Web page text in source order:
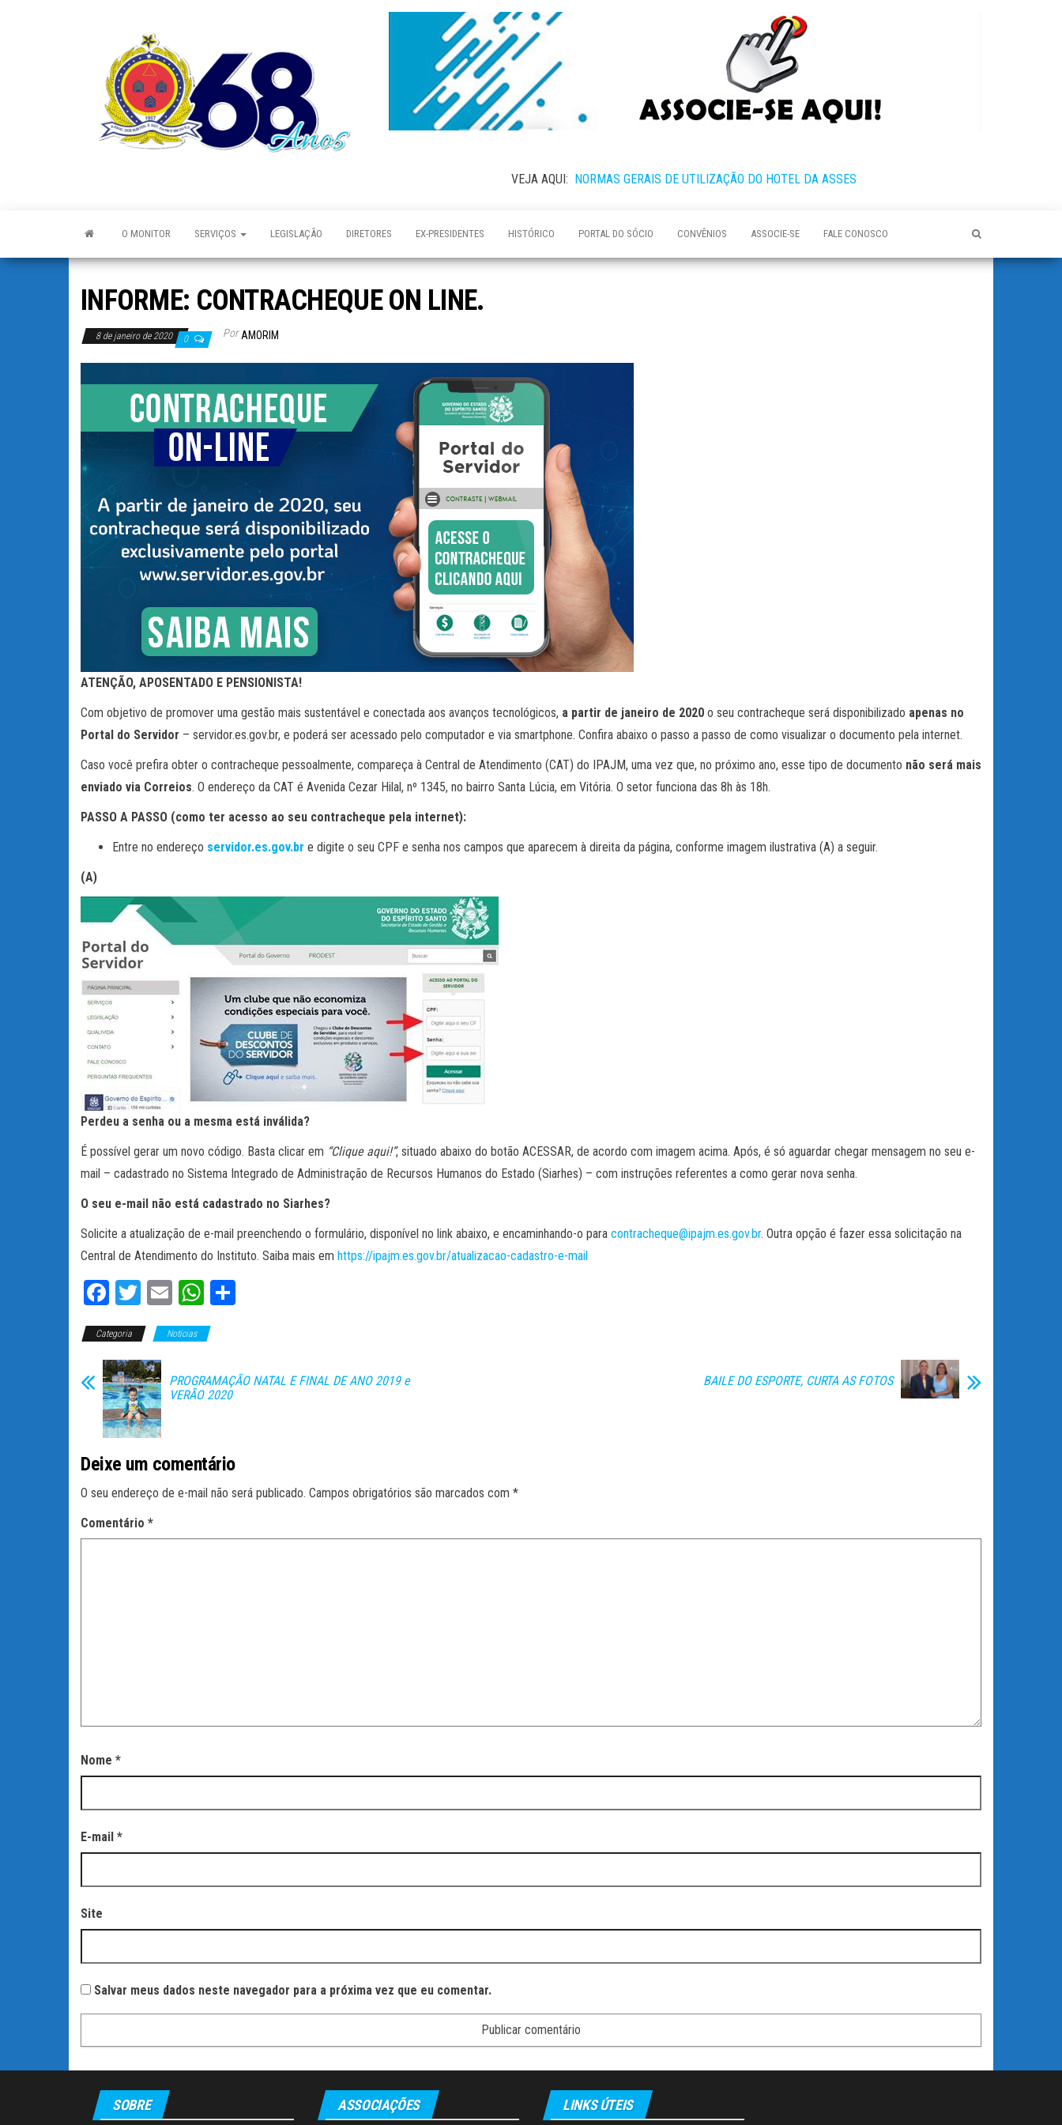
VEJA AQUI: NORMAS GERAIS DE UTILIZAÇÃO DO HOTEL DA ASSES
O MONITOR SERVIÇOS LEGISLAÇÃO DIRETORES EX-PRESIDENTES HISTÓRICO PORTAL DO SÓCIO CONVÊNIOS ASSOCIE-SE FALE CONOSCO
INFORME: CONTRACHEQUE ON LINE.
8 de janeiro de 2020 0 Por AMORIM
ATENÇÃO, APOSENTADO E PENSIONISTA!
Com objetivo de promover uma gestão mais sustentável e conectada aos avanços tecnológicos, a partir de janeiro de 2020 o seu contracheque será disponibilizado apenas no
Portal do Servidor – servidor.es.gov.br, e poderá ser acessado pelo computador e via smartphone. Confira abaixo o passo a passo de como visualizar o documento pela internet.
Caso você prefira obter o contracheque pessoalmente, compareça à Central de Atendimento (CAT) do IPAJM, uma vez que, no próximo ano, esse tipo de documento não será mais
enviado via Correios. O endereço da CAT é Avenida Cezar Hilal, nº 1345, no bairro Santa Lúcia, em Vitória. O setor funciona das 8h às 18h.
PASSO A PASSO (como ter acesso ao seu contracheque pela internet):
Entre no endereço servidor.es.gov.br e digite o seu CPF e senha nos campos que aparecem à direita da página, conforme imagem ilustrativa (A) a seguir.
(A)
Perdeu a senha ou a mesma está inválida?
É possível gerar um novo código. Basta clicar em “Clique aqui!”, situado abaixo do botão ACESSAR, de acordo com imagem acima. Após, é só aguardar chegar mensagem no seu e-
mail – cadastrado no Sistema Integrado de Administração de Recursos Humanos do Estado (Siarhes) – com instruções referentes a como gerar nova senha.
O seu e-mail não está cadastrado no Siarhes?
Solicite a atualização de e-mail preenchendo o formulário, disponível no link abaixo, e encaminhando-o para contracheque@ipajm.es.gov.br. Outra opção é fazer essa solicitação na
Central de Atendimento do Instituto. Saiba mais em https://ipajm.es.gov.br/atualizacao-cadastro-e-mail
Fa
ce
bo
ok
T
wi
tt
er
E
m
ail
W
ha
ts
A
pp
pa
rti
Categoria Notícias
PROGRAMAÇÃO NATAL E FINAL DE ANO 2019 e
VERÃO 2020
BAILE DO ESPORTE, CURTA AS FOTOS
Deixe um comentário
O seu endereço de e-mail não será publicado. Campos obrigatórios são marcados com *
Comentário *
Nome *
E-mail *
Site
Salvar meus dados neste navegador para a próxima vez que eu comentar.
SOBRE ASSOCIAÇÕES LINKS ÚTEIS